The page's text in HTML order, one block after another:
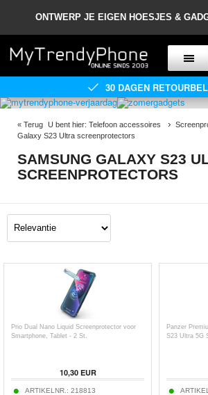
ONTWERP JE EIGEN HOESJES &
30 DAGEN
« Terug U bent hier: Telefoon accessoires
Galaxy S23 Ultra screenprotectors
SAMSUNG GALAXY S23
SCREENPROTECTORS
Prio Dual Nano Liquid Screenprotector voor
Smartphone, Tablet - 2 St.
10,30EUR
ARTIKELNR.: 218813
Panzer
S23 Ultra 5G